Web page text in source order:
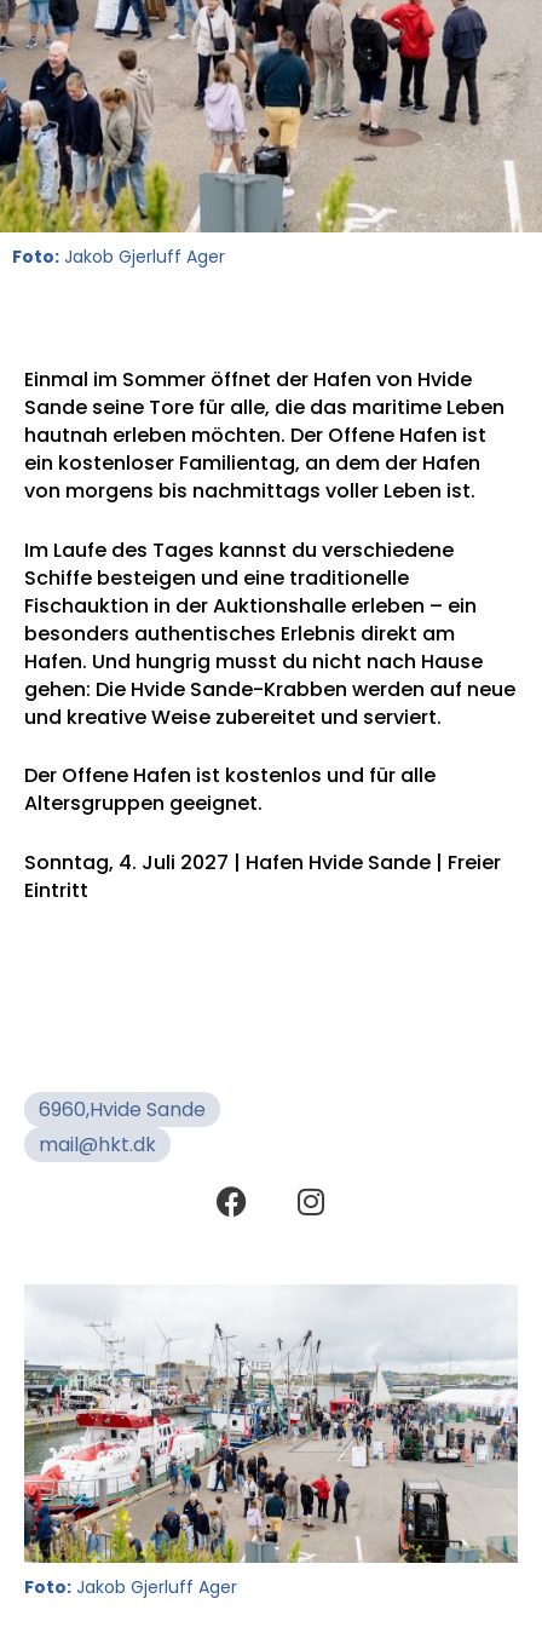
Foto: Jakob Gjerluff Ager
Einmal im Sommer öffnet der Hafen von Hvide
Sande seine Tore für alle, die das maritime Leben
hautnah erleben möchten. Der Offene Hafen ist
ein kostenloser Familientag, an dem der Hafen
von morgens bis nachmittags voller Leben ist.
Im Laufe des Tages kannst du verschiedene
Schiffe besteigen und eine traditionelle
Fischauktion in der Auktionshalle erleben – ein
besonders authentisches Erlebnis direkt am
Hafen. Und hungrig musst du nicht nach Hause
gehen: Die Hvide Sande-Krabben werden auf neue
und kreative Weise zubereitet und serviert.
Der Offene Hafen ist kostenlos und für alle
Altersgruppen geeignet.
Sonntag, 4. Juli 2027 | Hafen Hvide Sande | Freier
Eintritt
mail@hkt.dk
6960,Hvide Sande
Foto: Jakob Gjerluff Ager